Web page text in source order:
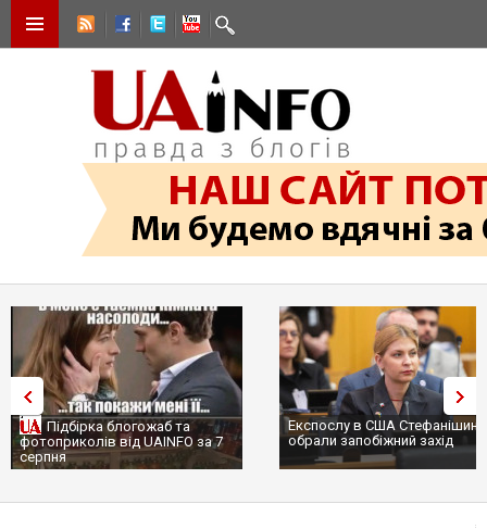
Підбірка блогожаб та
фотоприколів від UAINFO за 7
серпня
Експослу в США
обрали запобіжний захід